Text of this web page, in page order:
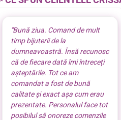
"Bună ziua. Comand de mult
timp bijuterii de la
dumneavoastră. Însă recunosc
că de fiecare dată îmi întreceți
așteptările. Tot ce am
comandat a fost de bună
calitate și exact așa cum erau
prezentate. Personalul face tot
posibilul să onoreze comenzile